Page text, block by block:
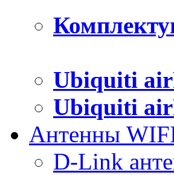
Ubiquiti
Ubiquiti
Антенны
D-Link